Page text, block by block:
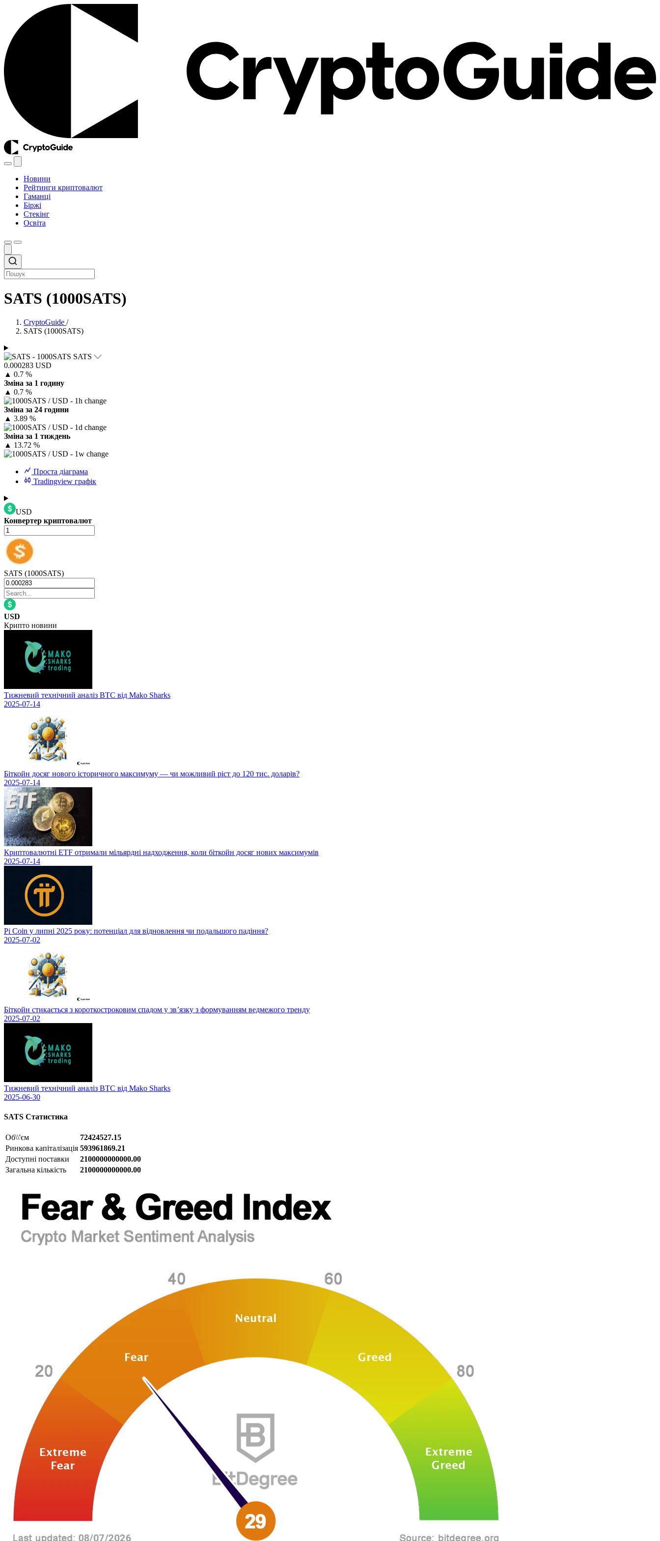
Новини
Рейтинги криптовалют
Гаманці
Біржі
Стекінг
Освіта
SATS (1000SATS)
CryptoGuide /
SATS (1000SATS)
SATS
0.000283 USD
▲ 0.7 %
Зміна за 1 годину
▲ 0.7 %
Зміна за 24 години
▲ 3.89 %
Зміна за 1 тиждень
▲ 13.72 %
Проста діаграма
Tradingview графік
USD
Конвертер криптовалют
SATS (1000SATS)
USD
Крипто новини
Тижневий технічний аналіз BTC від Mako Sharks
2025-07-14
Біткойн досяг нового історичного максимуму — чи можливий ріст до 120 тис. доларів?
2025-07-14
Криптовалютні ETF отримали мільярдні надходження, коли біткойн досяг нових максимумів
2025-07-14
Pi Coin у липні 2025 року: потенціал для відновлення чи подальшого падіння?
2025-07-02
Біткойн стикається з короткостроковим спадом у зв’язку з формуванням ведмежого тренду
2025-07-02
Тижневий технічний аналіз BTC від Mako Sharks
2025-06-30
SATS Статистика
Об\\'єм
72424527.15
Ринкова капіталізація 593961869.21
Доступні поставки
2100000000000.00
Загальна кількість
2100000000000.00